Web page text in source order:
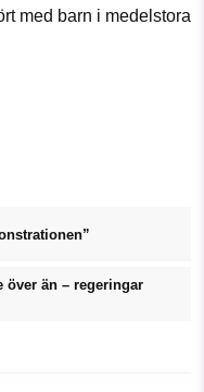
med barn i medelstora
över än – regeringar